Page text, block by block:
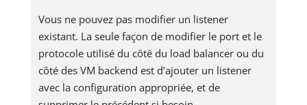
Vous ne pouvez pas modifier un listener
existant. La seule façon de modifier le port et le
protocole utilisé du côté du load balancer ou du
côté des VM backend est d’ajouter un listener
avec la configuration appropriée, et de